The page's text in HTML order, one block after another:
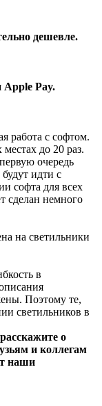
дешевле.
Apple Pay.
работа с софтом.
до 20 раз.
очередь
идти с
софта для всех
сделан немного
на светильники
в
Поэтому те,
светильников в
о
и коллегам
наши